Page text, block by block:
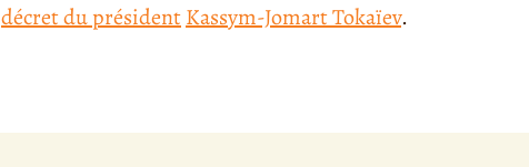
décret du présidentKassym-Jomart Tokaïev.